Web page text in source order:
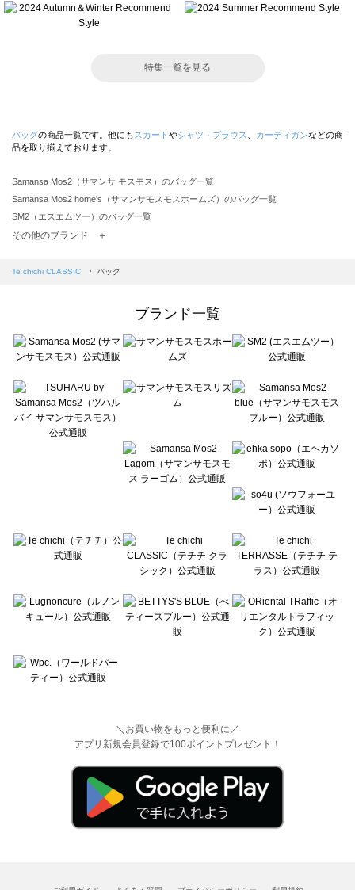
特集一覧を見る
バッグの商品一覧です。他にも スカート やシャツ・ブラウス カーディガンなどの商
品を取り揃えております。
Samansa Mos2（サマンサ モスモス）のバッグ一覧
Samansa Mos2 home's（サマンサモスモスホームズ）のバッグ一覧
SM2（エスエムツー）のバッグ一覧
TSUHARU by Samansa Mos2（ツハルバイサマンサモスモス）のバッグ一覧
Samansa Mos2 blue（サマンサモスモス ブルー）のバッグ一覧
sō4ū（ソウフォーユー）のバッグ一覧
Te chichi（テチチ）のバッグ一覧
Te chichi CLASSIC（テチチ クラシック）のバッグ一覧
Lugnoncure（ルノンキュール）のバッグ一覧
BETTY'S BLUE（べティーズブルー）のバッグ一覧
Wpc.（ワールドパーティー）のバッグ一覧
その他のブランド ＋
Te chichi CLASSIC バッグ
ブランド一覧
＼お買い物をもっと便利に／
アプリ新規会員登録で100ポイントプレゼント！